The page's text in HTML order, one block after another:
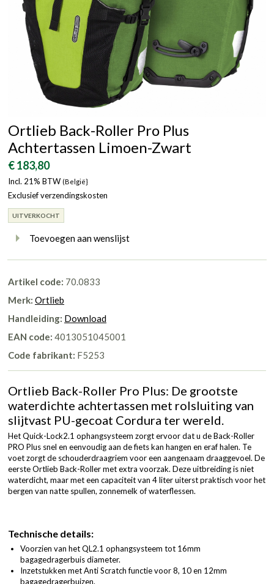
Ortlieb Back-Roller Pro Plus
Achtertassen Limoen-Zwart
€ 183,80
Incl. 21% BTW (België}
Exclusief verzendingskosten
UITVERKOCHT
Toevoegen aan wenslijst
Artikel code: 70.0833
Merk: Ortlieb
Handleiding: Download
EAN code: 4013051045001
Code fabrikant: F5253
Ortlieb Back-Roller Pro Plus: De grootste
waterdichte achtertassen met rolsluiting van
slijtvast PU-gecoat Cordura ter wereld.
Het Quick-Lock2.1 ophangsysteem zorgt ervoor dat u de Back-Roller
PRO Plus snel en eenvoudig aan de fiets kan hangen en eraf halen. Te
voet zorgt de schouderdraagriem voor een aangenaam draaggevoel. De
eerste Ortlieb Back-Roller met extra voorzak. Deze uitbreiding is niet
waterdicht, maar met een capaciteit van 4 liter uiterst praktisch voor het
bergen van natte spullen, zonnemelk of waterflessen.
Technische details:
Voorzien van het QL2.1 ophangsysteem tot 16mm
bagagedragerbuis diameter.
Inzetstukken met Anti Scratch functie voor 8, 10 en 12mm
bagagedragerbuizen.